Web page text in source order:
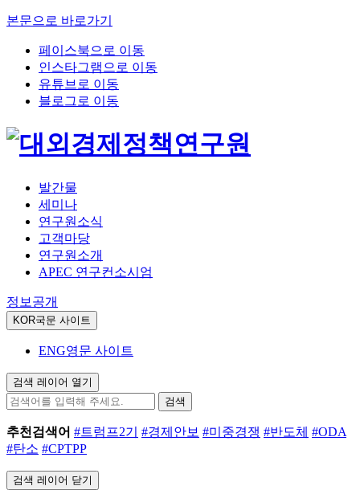
본문으로 바로가기
페이스북으로 이동
인스타그램으로 이동
유튜브로 이동
블로그로 이동
발간물
세미나
연구원소식
고객마당
연구원소개
APEC 연구컨소시엄
정보공개
KOR국문 사이트
ENG영문 사이트
검색 레이어 열기
검색
추천검색어 #트럼프2기 #경제안보 #미중경쟁 #반도체 #ODA
#탄소 #CPTPP
검색 레이어 닫기